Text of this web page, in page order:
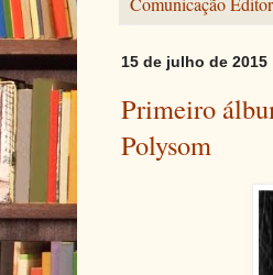
15 de julho de 2015
Primeiro
Polysom